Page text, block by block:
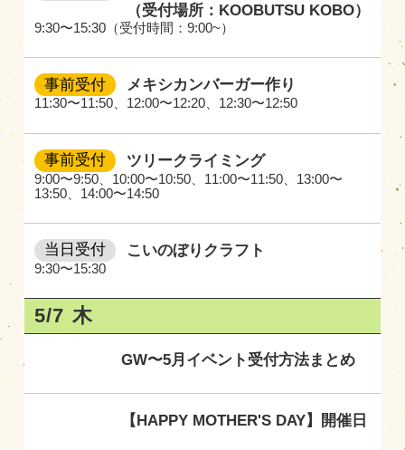
9:30〜15:30（受付時間：9:00~）
（受付場所：KOOBUTSU KOBO）
11:30〜11:50 12:00〜12:20 12:30〜12:50
事前受付 メキシカンバーガー作り
9:00〜9:50 10:00〜10:50 11:00〜11:50
13:00〜
13:50
14:00〜14:50
事前受付 ツリークライミング
9:30〜15:30
当日受付 こいのぼりクラフト
5/7 木
GW〜5月イベント受付方法まとめ
【HAPPY MOTHER'S DAY】開催日